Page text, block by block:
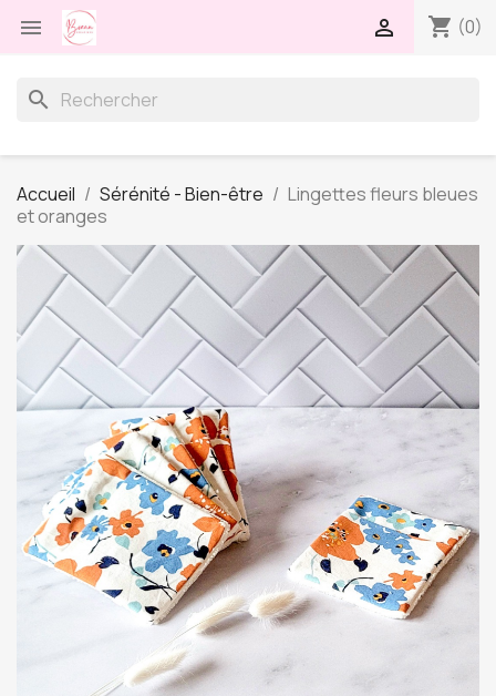
 shopping_cart (0)

search
Accueil Sérénité - Bien-être
Lingettes fleurs bleues
et oranges